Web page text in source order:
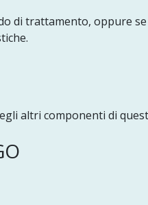
di trattamento, oppure
altri componenti di